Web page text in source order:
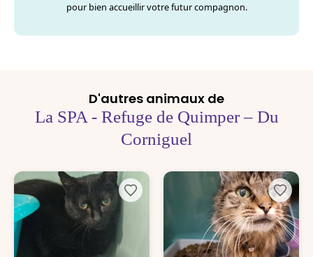
pour bien accueillir votre futur compagnon.
D'autres animaux de
La SPA - Refuge de Quimper – Du
Corniguel